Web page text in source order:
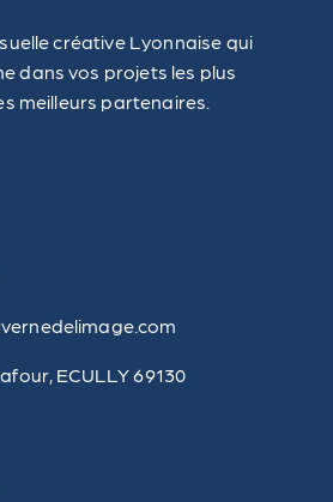
créative Lyonnaise qui
dans vos projets les plus
meilleurs partenaires.
ECULLY 69130